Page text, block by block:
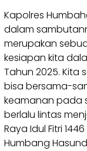
Kapolres
dalam
merupakan
kesiapan kita
Tahun 2025. Kita
bisa bersama-
keamanan pada
berlalu lintas
Raya Idul Fitri
Humbang